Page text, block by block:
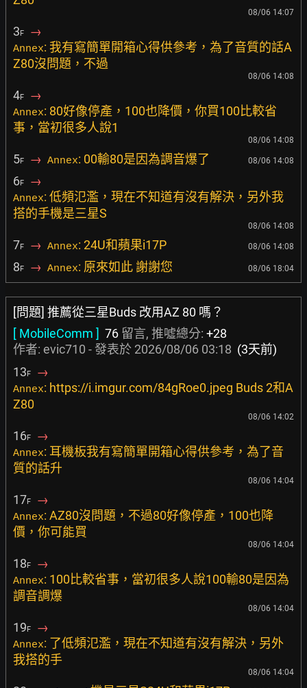
08/06 14:07
3F →
Annex: 我有寫簡單開箱心得供參考，為了音質的話A
Z80沒問題，不過
08/06 14:08
4F →
Annex: 80好像停產，100也降價，你買100比較省
事，當初很多人說1
08/06 14:08
5F → Annex: 00輸80是因為調音爆了 08/06 14:08
6F →
Annex: 低頻氾濫，現在不知道有沒有解決，另外我
搭的手機是三星S
08/06 14:08
7F → Annex: 24U和蘋果i17P 08/06 14:08
8F → Annex: 原來如此 謝謝您 08/06 18:04
[問題] 推薦從三星Buds 改用AZ 80 嗎？
[ MobileComm ] 76 留言, 推噓總分: +28
作者: evic710 - 發表於 2026/08/06 03:18 (3天前)
13F →
Annex: https://i.imgur.com/84gRoe0.jpeg Buds 2和A
Z80
08/06 14:02
16F →
Annex: 耳機板我有寫簡單開箱心得供參考，為了音
質的話升
08/06 14:04
17F →
Annex: AZ80沒問題，不過80好像停產，100也降
價，你可能買
08/06 14:04
18F →
Annex: 100比較省事，當初很多人說100輸80是因為
調音調爆
08/06 14:04
19F →
Annex: 了低頻氾濫，現在不知道有沒有解決，另外
我搭的手
08/06 14:04